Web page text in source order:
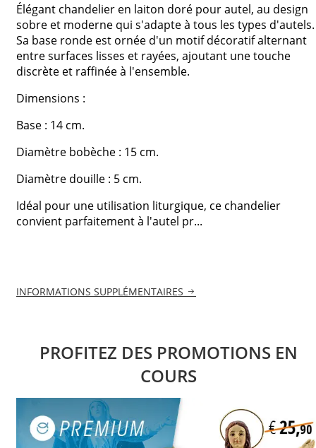
Élégant chandelier en laiton doré pour autel, au design
sobre et moderne qui s'adapte à tous les types d'autels.
Sa base ronde est ornée d'un motif décoratif alternant
entre surfaces lisses et rayées, ajoutant une touche
discrète et raffinée à l'ensemble.
Dimensions :
Base : 14 cm.
Diamètre bobèche : 15 cm.
Diamètre douille : 5 cm.
Idéal pour une utilisation liturgique, ce chandelier
convient parfaitement à l'autel pr...
INFORMATIONS SUPPLÉMENTAIRES
PROFITEZ DES PROMOTIONS EN
COURS